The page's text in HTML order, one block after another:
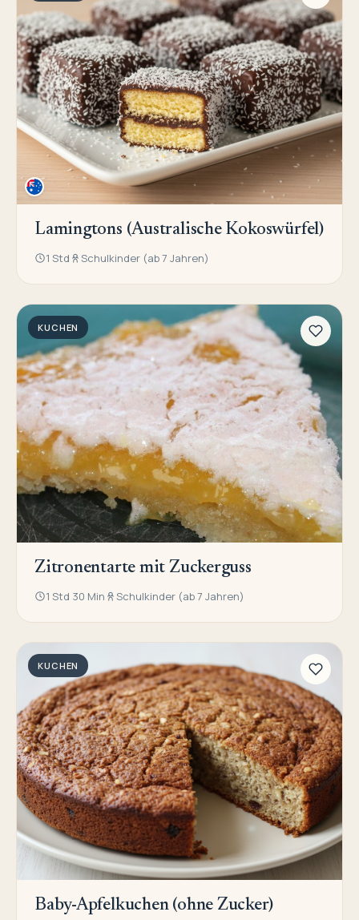
Lamingtons (Australische Kokoswürfel)
1 Std Schulkinder (ab 7 Jahren)
KUCHEN
Zitronentarte mit Zuckerguss
1 Std 30 Min Schulkinder (ab 7 Jahren)
KUCHEN
Baby-Apfelkuchen (ohne Zucker)